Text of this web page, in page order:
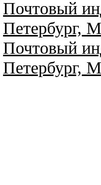
Почтовый
Петербург,
Почтовый
Петербург,